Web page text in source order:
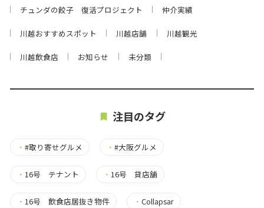
チュンダの餃子 復活プロジェクト 仲介実績
川越おすすめスポット 川越店舗 川越観光
川越飲食店 お知らせ 未分類
注目のタグ
・ #取り寄せグルメ ・#大阪グルメ
・ 16号 テナント ・16号 貸店舗
・ 16号 飲食店居抜き物件 ・Collapsar